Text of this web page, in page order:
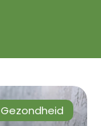
Gezondheid